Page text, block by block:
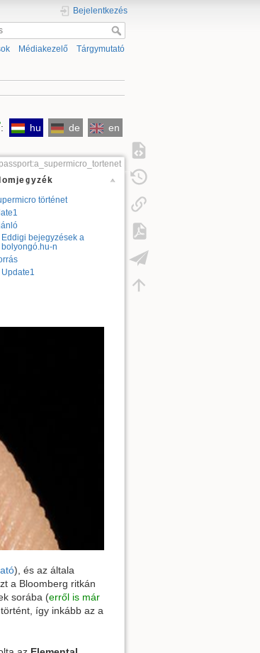
Bejelentkezés
Médiakezelő Tárgymutató
: hu de en
passport:a_supermicro_tortenet
történet
Eddigi bejegyzések a
bolyongó.hu-n
Update1
), és az általa
a Bloomberg ritkán
sorába (erről is már
így inkább az a